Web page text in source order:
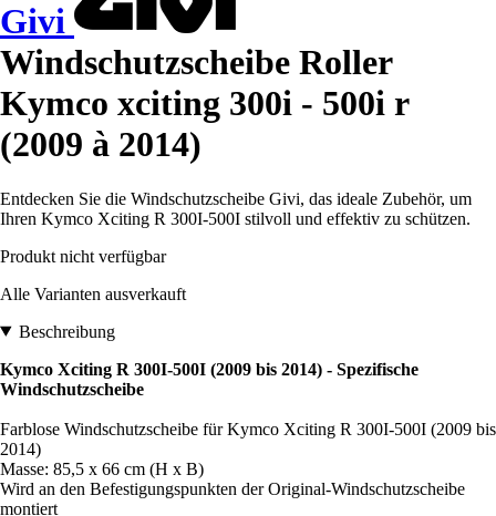
Givi
Windschutzscheibe Roller
Kymco xciting 300i - 500i r
(2009 à 2014)
Entdecken Sie die Windschutzscheibe Givi, das ideale Zubehör, um
Ihren Kymco Xciting R 300I-500I stilvoll und effektiv zu schützen.
Produkt nicht verfügbar
Alle Varianten ausverkauft
Beschreibung
Kymco Xciting R 300I-500I (2009 bis 2014) - Spezifische
Windschutzscheibe
Farblose Windschutzscheibe für Kymco Xciting R 300I-500I (2009 bis
2014)
Masse: 85,5 x 66 cm (H x B)
Wird an den Befestigungspunkten der Original-Windschutzscheibe
montiert